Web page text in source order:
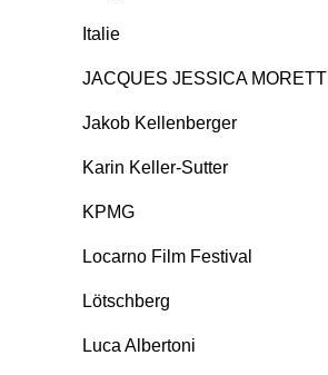
Italie
JACQUES JESSICA MORETTI
Jakob Kellenberger
Karin Keller-Sutter
KPMG
Locarno Film Festival
Lötschberg
Luca Albertoni